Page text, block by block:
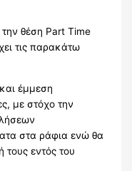
θέση Part Time
τις παρακάτω
έμμεση
με στόχο την
στα ράφια ενώ θα
τους εντός του